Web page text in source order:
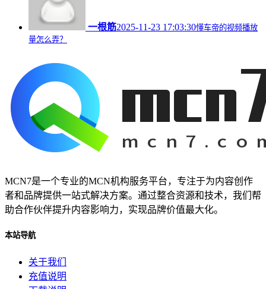
一根筋2025-11-23 17:03:30懂车帝的视频播放
量怎么弄？
MCN7是一个专业的MCN机构服务平台，专注于为内容创作
者和品牌提供一站式解决方案。通过整合资源和技术，我们帮
助合作伙伴提升内容影响力，实现品牌价值最大化。
本站导航
关于我们
充值说明